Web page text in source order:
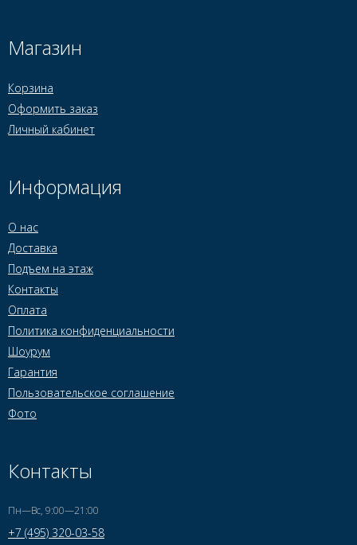
Магазин
Корзина
Оформить заказ
Личный кабинет
Информация
О нас
Доставка
Подъем на этаж
Контакты
Оплата
Политика конфиденциальности
Шоурум
Гарантия
Пользовательское соглашение
Фото
Контакты
Пн—Вс, 9:00—21:00
+7 (495) 320-03-58